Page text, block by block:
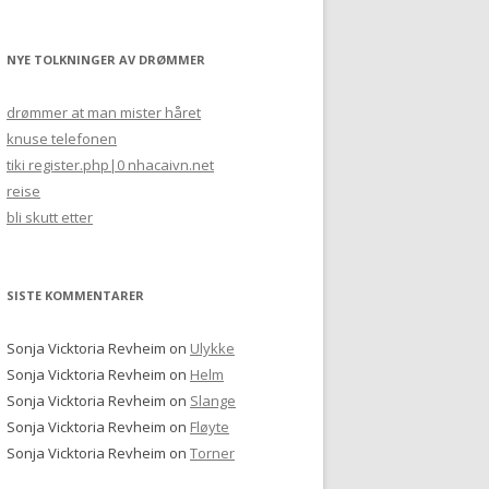
NYE TOLKNINGER AV DRØMMER
drømmer at man mister håret
knuse telefonen
tiki register.php|0 nhacaivn.net
reise
bli skutt etter
SISTE KOMMENTARER
Sonja Vicktoria Revheim on Ulykke
Sonja Vicktoria Revheim on Helm
Sonja Vicktoria Revheim on Slange
Sonja Vicktoria Revheim on Fløyte
Sonja Vicktoria Revheim on Torner